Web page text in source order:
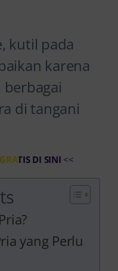
kutil pada
karena
di tangani
DI SINI <<
yang Perlu